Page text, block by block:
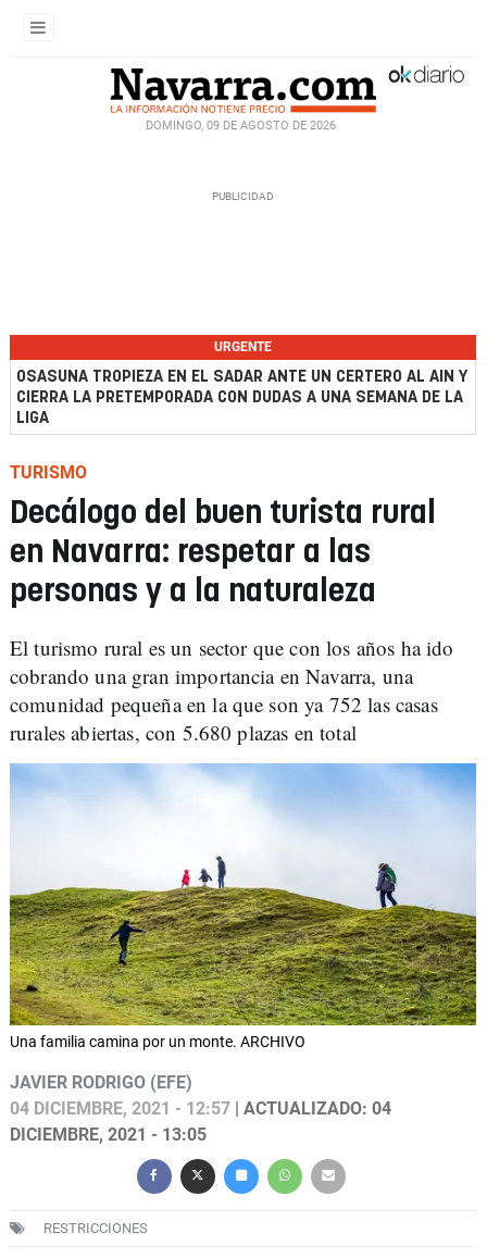
DOMINGO, 09 DE AGOSTO DE 2026
URGENTE
OSASUNA TROPIEZA EN EL SADAR ANTE UN CERTERO AL AIN Y
CIERRA LA PRETEMPORADA CON DUDAS A UNA SEMANA DE LA
LIGA
TURISMO
Decálogo del buen turista rural
en Navarra: respetar a las
personas y a la naturaleza
El turismo rural es un sector que con los años ha ido
cobrando una gran importancia en Navarra, una
comunidad pequeña en la que son ya 752 las casas
rurales abiertas, con 5.680 plazas en total
Una familia camina por un monte. ARCHIVO
JAVIER RODRIGO (EFE)
04 DICIEMBRE, 2021 - 12:57 | ACTUALIZADO: 04
DICIEMBRE, 2021 - 13:05
RESTRICCIONES